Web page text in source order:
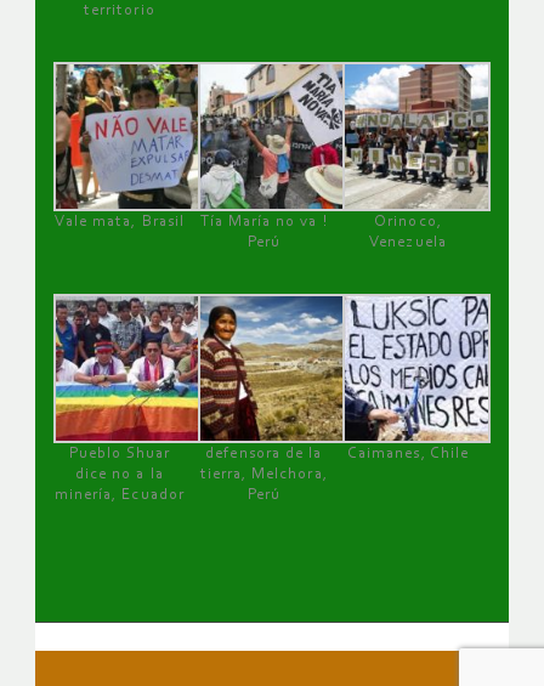
territorio
Vale mata, Brasil
Tía María no va !
Perú
Orinoco,
Venezuela
Pueblo Shuar
dice no a la
minería, Ecuador
defensora de la
tierra, Melchora,
Perú
Caimanes, Chile